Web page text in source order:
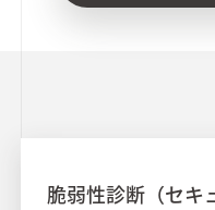
脆弱性診断（セキ